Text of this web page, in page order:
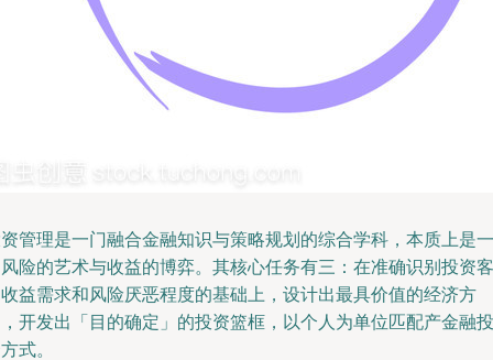
管理是一门融合金融知识与策略规划的综合学科，本质上是一
险的艺术与收益的博弈。其核心任务有三：在准确识别投资
益需求和风险厌恶程度的基础上，设计出最具价值的经济方
开发出「目的确定」的投资篮框，以个人为单位匹配产金融投
式。